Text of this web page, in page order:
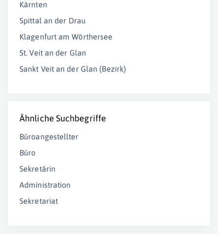
Kärnten
Spittal an der Drau
Klagenfurt am Wörthersee
St. Veit an der Glan
Sankt Veit an der Glan (Bezirk)
Ähnliche Suchbegriffe
Büroangestellter
Büro
Sekretärin
Administration
Sekretariat